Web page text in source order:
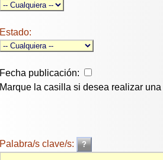
Estado:
Fecha publicación:
Marque la casilla si desea realizar
Palabra/s clave/s: